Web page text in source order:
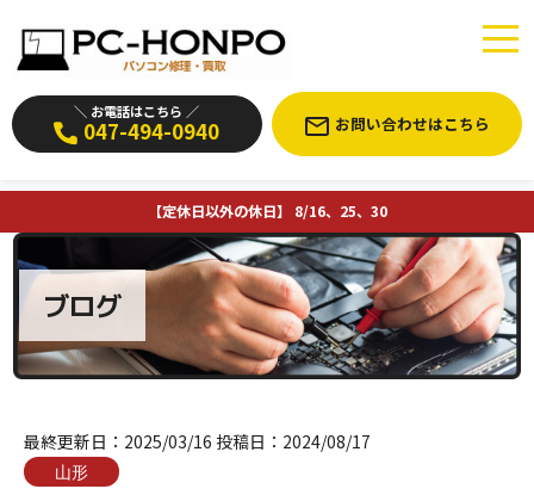
＼ お電話はこちら ／
047-494-0940 お問い合わせはこちら
【定休日以外の休日】 8/16、25、30
ブログ
最終更新日： 2025/03/16 投稿日： 2024/08/17
山形